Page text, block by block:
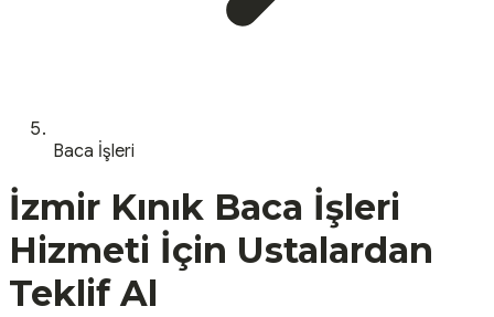
Baca İşleri
İzmir Kınık Baca İşleri
Hizmeti İçin Ustalardan
Teklif Al